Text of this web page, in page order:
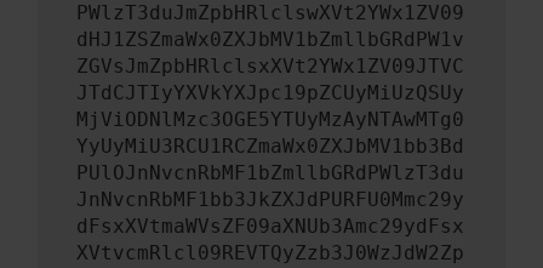
PWlzT3duJmZpbHRlclswXVt2YWx1ZV09
dHJ1ZSZmaWx0ZXJbMV1bZmllbGRdPW1v
ZGVsJmZpbHRlclsxXVt2YWx1ZV09JTVC
JTdCJTIyYXVkYXJpc19pZCUyMiUzQSUy
MjViODNlMzc3OGE5YTUyMzAyNTAwMTg0
YyUyMiU3RCU1RCZmaWx0ZXJbMV1bb3Bd
PUlOJnNvcnRbMF1bZmllbGRdPWlzT3du
JnNvcnRbMF1bb3JkZXJdPURFU0Mmc29y
dFsxXVtmaWVsZF09aXNUb3Amc29ydFsx
XVtvcmRlcl09REVTQyZzb3J0WzJdW2Zp